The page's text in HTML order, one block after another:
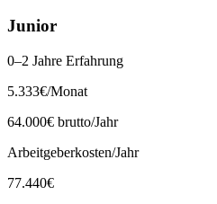
Junior
0–2 Jahre Erfahrung
5.333€/Monat
64.000€ brutto/Jahr
Arbeitgeberkosten/Jahr
77.440€